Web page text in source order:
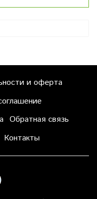
и оферта
Обратная связь
Контакты